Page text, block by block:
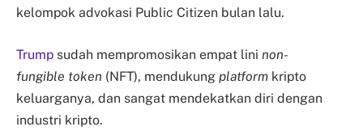
kelompok advokasi Public Citizen bulan lalu.
Trump sudah mempromosikan empat lini non-
fungible token (NFT), mendukung platform kripto
keluarganya, dan sangat mendekatkan diri dengan
industri kripto.